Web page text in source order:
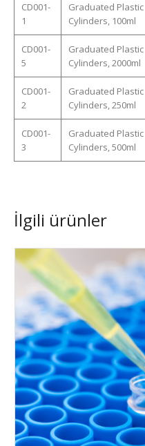
CD001-
1
Graduated Plastic
Cylinders, 100ml
CD001-
5
Graduated Plastic
Cylinders, 2000ml
CD001-
2
Graduated Plastic
Cylinders, 250ml
CD001-
3
Graduated Plastic
Cylinders, 500ml
İlgili ürünler